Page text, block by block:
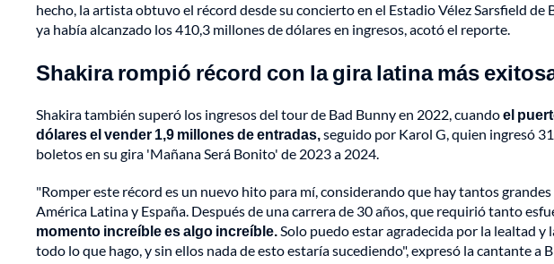
hecho, la artista obtuvo el récord desde su concierto en el Estadio Vélez Sarsfield
ya había alcanzado los 410,3 millones de dólares en ingresos, acotó el reporte.
Shakira rompió récord con la gira latina más
Shakira también superó los ingresos del tour de Bad Bunny en 2022, cuandoel
dólares el vender 1,9 millones de entradas,seguido por Karol G, quien ingresó
boletos en su gira 'Mañana Será Bonito' de 2023 a 2024.
"Romper este récord es un nuevo hito para mí, considerando que hay tantos
América Latina y España. Después de una carrera de 30 años, que requirió tanto
momento increíble es algo increíble.Solo puedo estar agradecida por la lealtad y
todo lo que hago, y sin ellos nada de esto estaría sucediendo", expresó la cantante a